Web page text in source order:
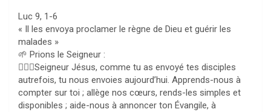
Luc 9, 1-6
« Il les envoya proclamer le règne de Dieu et guérir les
malades »
🌱 Prions le Seigneur :
🙇🏻‍♀️Seigneur Jésus, comme tu as envoyé tes disciples
autrefois, tu nous envoies aujourd’hui. Apprends-nous à
compter sur toi ; allège nos cœurs, rends-les simples et
disponibles ; aide-nous à annoncer ton Évangile, à